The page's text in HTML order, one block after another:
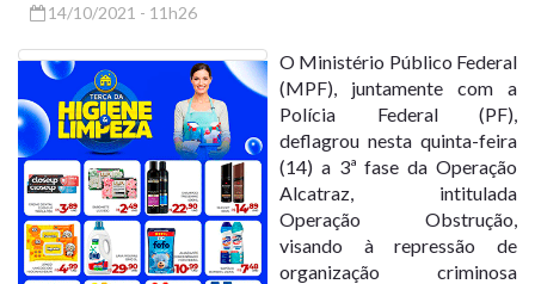
14/10/2021 - 11h26
O Ministério Público Federal
(MPF), juntamente com a
Polícia Federal (PF),
deflagrou nesta quinta-feira
(14) a 3ª fase da Operação
Alcatraz, intitulada
Operação Obstrução,
visando à repressão de
organização criminosa